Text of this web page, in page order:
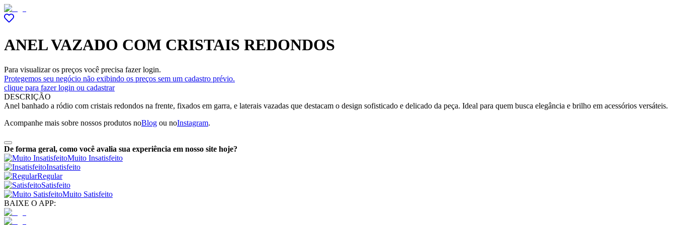
ANEL VAZADO COM CRISTAIS REDONDOS
Para visualizar os preços você precisa fazer login.
Protegemos seu negócio não exibindo os preços sem um cadastro prévio.
clique para fazer login ou cadastrar
DESCRIÇÃO
Anel banhado a ródio com cristais redondos na frente, fixados em garra, e laterais vazadas que destacam o design sofisticado e delicado da peça. Ideal para quem busca elegância e brilho em acessórios versáteis.
Acompanhe mais sobre nossos produtos noBlog ou noInstagram.
De forma geral, como você avalia sua experiência em nosso site hoje?
Muito Insatisfeito
Insatisfeito
Regular
Satisfeito
Muito Satisfeito
BAIXE O APP: